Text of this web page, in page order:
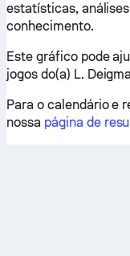
estatísticas,
conhecimento.
Este gráfico pode
jogos do(a) L.
Para o calendário e
nossa página de